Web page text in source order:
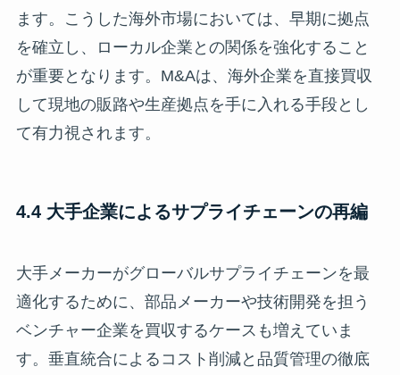
ます。こうした海外市場においては、早期に拠点
を確立し、ローカル企業との関係を強化すること
が重要となります。M&Aは、海外企業を直接買収
して現地の販路や生産拠点を手に入れる手段とし
て有力視されます。
4.4 大手企業によるサプライチェーンの再編
大手メーカーがグローバルサプライチェーンを最
適化するために、部品メーカーや技術開発を担う
ベンチャー企業を買収するケースも増えていま
す。垂直統合によるコスト削減と品質管理の徹底